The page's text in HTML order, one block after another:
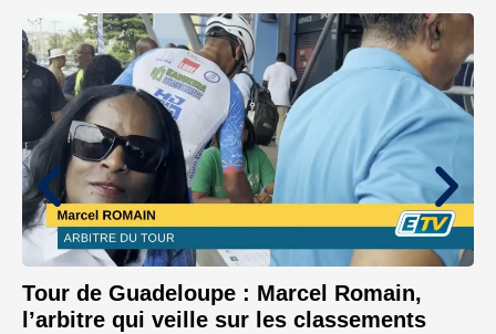
Tour de Guadeloupe : Marcel Romain,
l’arbitre qui veille sur les classements